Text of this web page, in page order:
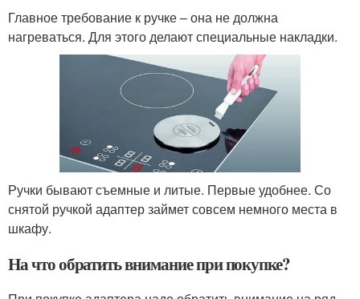
Главное требование к ручке – она не должна
нагреваться. Для этого делают специальные накладки.
Ручки бывают съемные и литые. Первые удобнее. Со
снятой ручкой адаптер займет совсем немного места в
шкафу.
На что обратить внимание при покупке?